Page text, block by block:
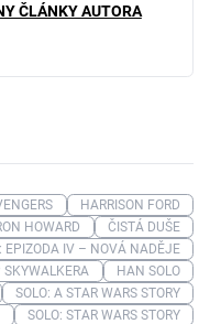
ČLÁNKY AUTORA
HARRISON FORD
HOWARD
ČISTÁ DUŠE
EPIZODA IV – NOVÁ NADĚJE
HAN SOLO
SOLO: A STAR WARS STORY
SOLO: STAR WARS STORY